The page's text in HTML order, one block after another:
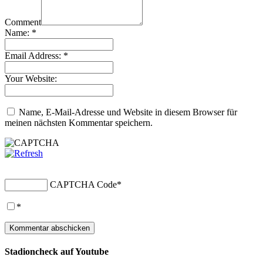
Comment
Name: *
Email Address: *
Your Website:
Name, E-Mail-Adresse und Website in diesem Browser für
meinen nächsten Kommentar speichern.
CAPTCHA Code*
*
Stadioncheck auf Youtube